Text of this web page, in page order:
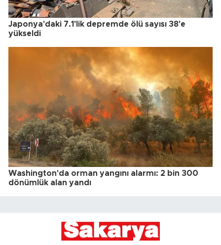
Japonya'daki 7.1'lik depremde ölü sayısı 38'e
yükseldi
Washington'da orman yangını alarmı: 2 bin 300
dönümlük alan yandı